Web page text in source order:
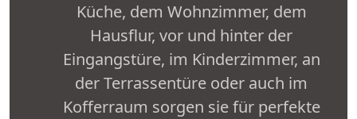
Küche, dem Wohnzimmer, dem
Hausflur, vor und hinter der
Eingangstüre, im Kinderzimmer, an
der Terrassentüre oder auch im
Kofferraum sorgen sie für perfekte